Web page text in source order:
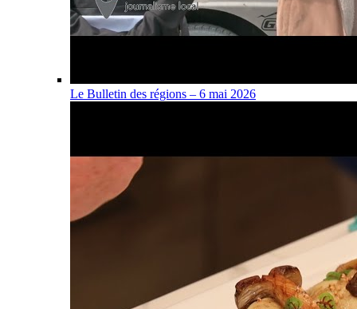
Le Bulletin des régions – 6 mai 2026